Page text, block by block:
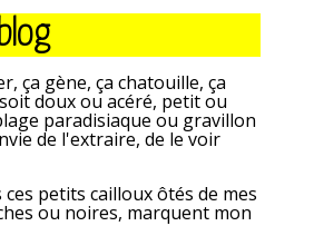
ça gène, ça chatouille, ça
doux ou acéré, petit ou
paradisiaque ou gravillon
de l'extraire, de le voir
petits cailloux ôtés de mes
ou noires, marquent mon